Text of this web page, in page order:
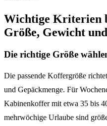
Wichtige Kriterien
Größe, Gewicht
Die richtige Größe
Die passende Koffergröße
und Gepäckmenge. Für
Kabinenkoffer mit etwa 35 bis
mehrwöchige Urlaube sind